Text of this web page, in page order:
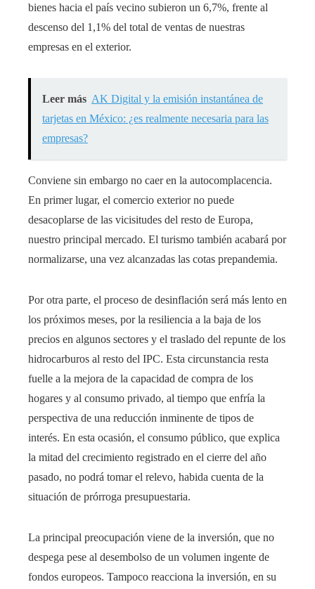
bienes hacia el país vecino subieron un 6,7%, frente al
descenso del 1,1% del total de ventas de nuestras
empresas en el exterior.
Leer más AK Digital y la emisión instantánea de
tarjetas en México: ¿es realmente necesaria para las
empresas?
Conviene sin embargo no caer en la autocomplacencia.
En primer lugar, el comercio exterior no puede
desacoplarse de las vicisitudes del resto de Europa,
nuestro principal mercado. El turismo también acabará por
normalizarse, una vez alcanzadas las cotas prepandemia.
Por otra parte, el proceso de desinflación será más lento en
los próximos meses, por la resiliencia a la baja de los
precios en algunos sectores y el traslado del repunte de los
hidrocarburos al resto del IPC. Esta circunstancia resta
fuelle a la mejora de la capacidad de compra de los
hogares y al consumo privado, al tiempo que enfría la
perspectiva de una reducción inminente de tipos de
interés. En esta ocasión, el consumo público, que explica
la mitad del crecimiento registrado en el cierre del año
pasado, no podrá tomar el relevo, habida cuenta de la
situación de prórroga presupuestaria.
La principal preocupación viene de la inversión, que no
despega pese al desembolso de un volumen ingente de
fondos europeos. Tampoco reacciona la inversión, en su